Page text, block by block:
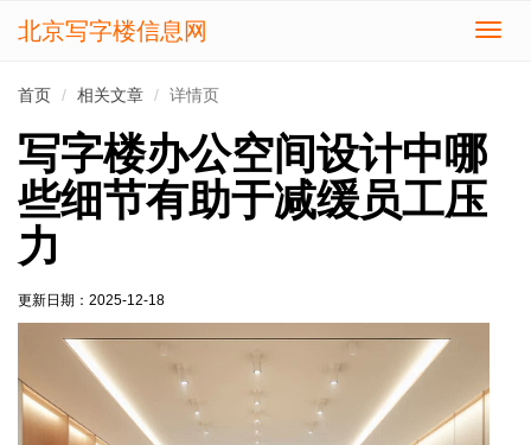
切
北京写字楼信息网
首页 相关文章 详情页
写字楼办公空间设计中哪
些细节有助于减缓员工压
力
更新日期： 2025-12-18